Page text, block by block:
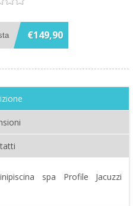
€149,90
spa Profile Jacuzzi